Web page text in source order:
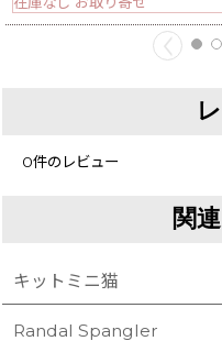
0件のレビュー
関
キットミニ猫
Randal Spangler